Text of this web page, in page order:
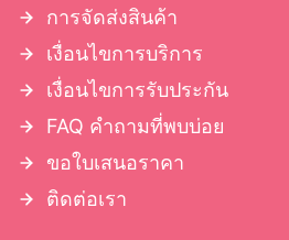
การจัดส่งสินค้า
เงื่อนไขการบริการ
เงื่อนไขการรับประกัน
FAQ คำถามที่พบบ่อย
ขอใบเสนอราคา
ติดต่อเรา